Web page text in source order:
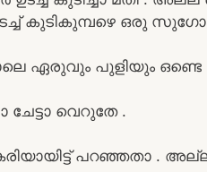
കുടികുമ്പഴെ ഒരു
ഏരുവും പുളിയും
വെറുതേ .
പറഞ്ഞതാ .